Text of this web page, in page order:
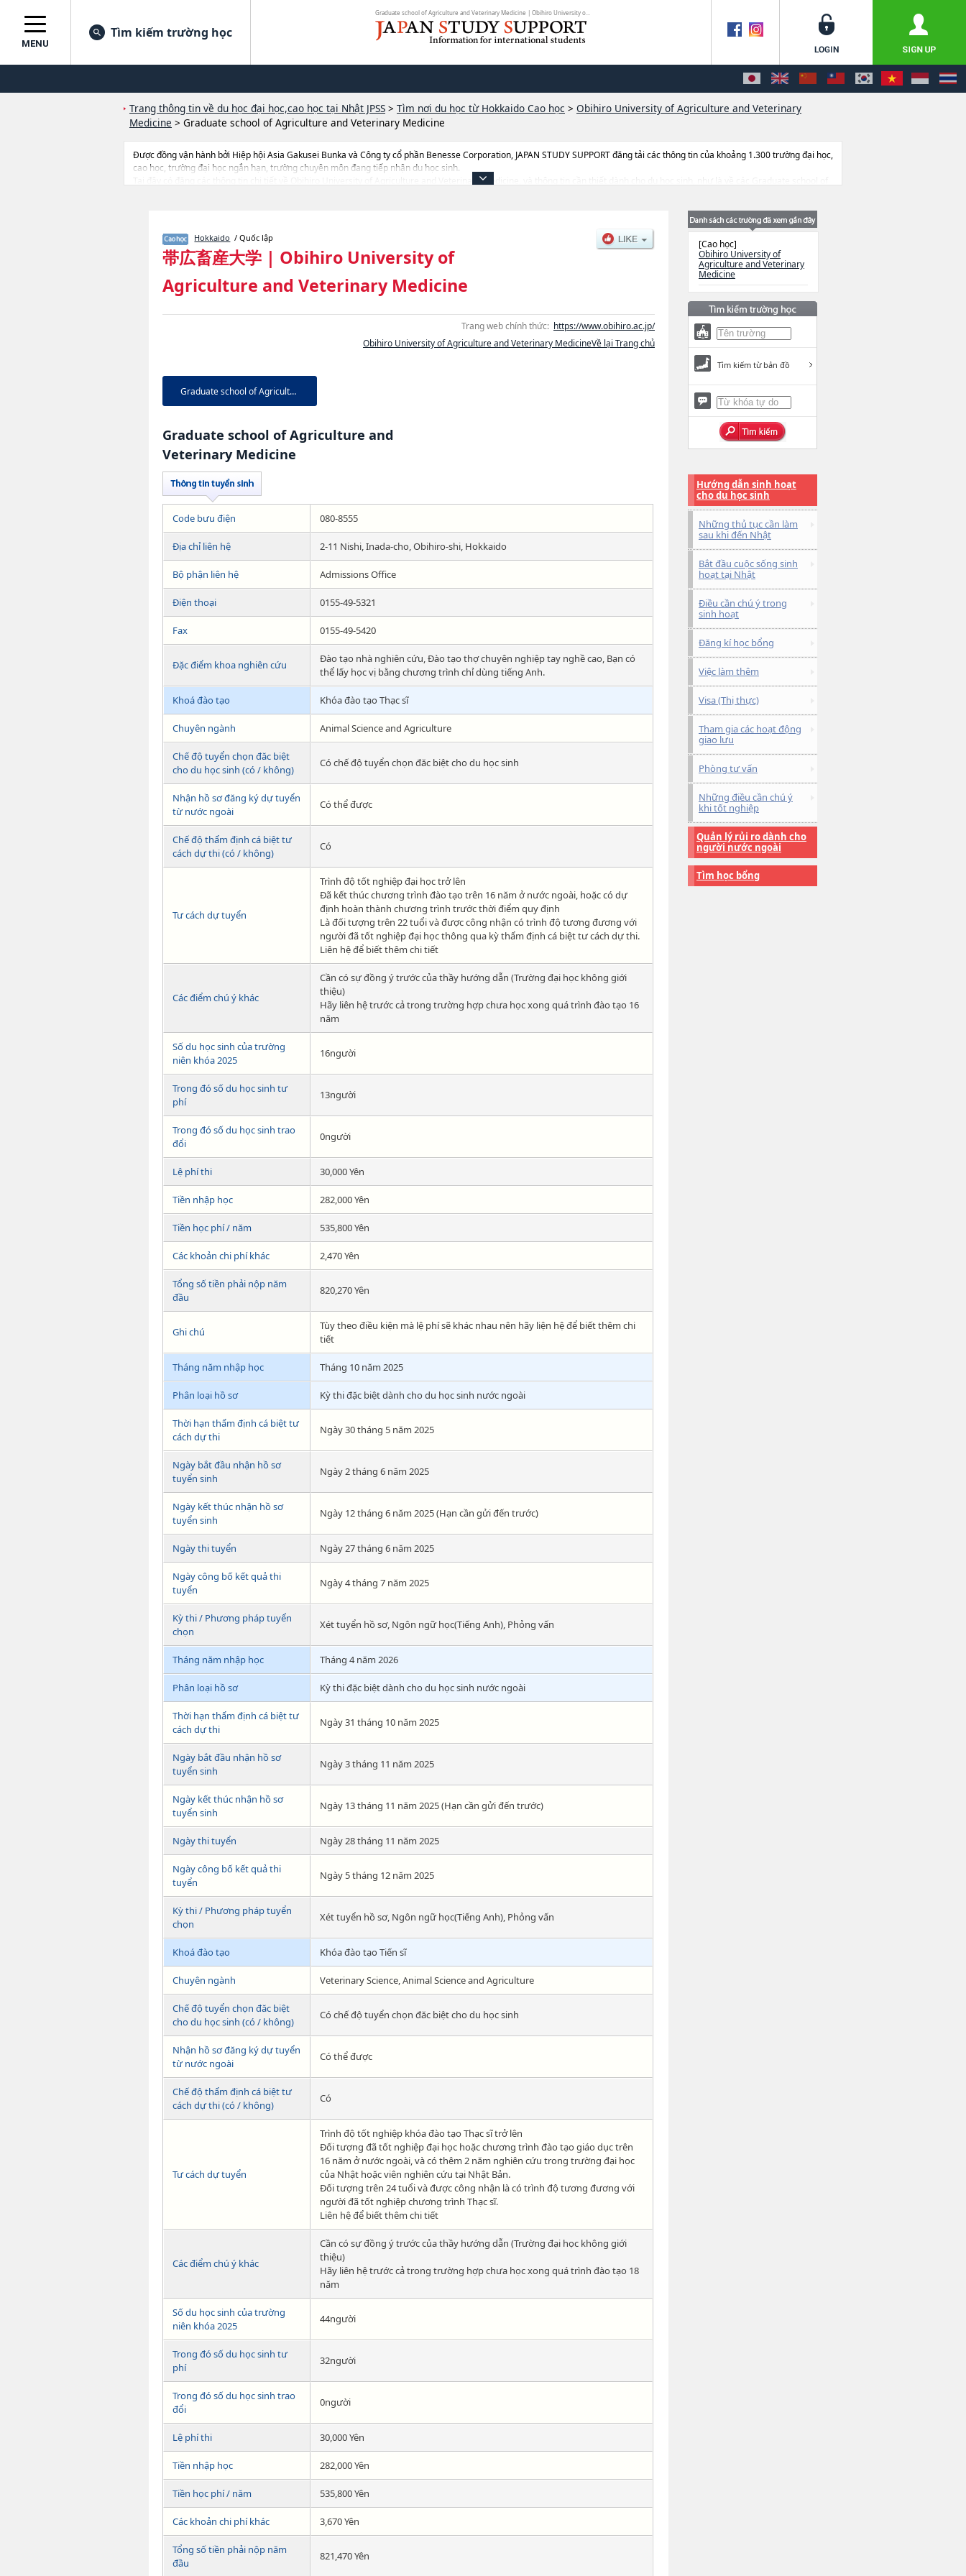
Graduate school of Agriculture and Veterinary Medicine | Obihiro University o...
MENU
Tìm kiếm trường học
Trang thông tin về du học đại học,cao học tại Nhật JPSS > Tìm nơi du học từ Hokkaido Cao học > Obihiro University of Agriculture and Veterinary
Medicine > Graduate school of Agriculture and Veterinary Medicine
Được đồng vận hành bởi Hiệp hội Asia Gakusei Bunka và Công ty cổ phần Benesse Corporation, JAPAN STUDY SUPPORT đăng tải các thông tin của khoảng 1.300 trường đại học,
cao học, trường đại học ngắn hạn, trường chuyên môn đang tiếp nhận du học sinh.
Tại đây có đăng các thông tin chi tiết về Obihiro University of Agriculture and Veterinary Medicine, và thông tin cần thiết dành cho du học sinh, như là về các Graduate school of
Hokkaido / Quốc lập
帯広畜産大学 | Obihiro University of
Agriculture and Veterinary Medicine
Trang web chính thức: https://www.obihiro.ac.jp/
Obihiro University of Agriculture and Veterinary MedicineVề lại Trang chủ
Graduate school of Agricultur...
Graduate school of Agriculture and
Veterinary Medicine
Code bưu điện 080-8555
Địa chỉ liên hệ 2-11 Nishi, Inada-cho, Obihiro-shi, Hokkaido
Bộ phận liên hệ Admissions Office
Điện thoại 0155-49-5321
Fax 0155-49-5420
Đặc điểm khoa nghiên cứu
Đào tạo nhà nghiên cứu, Đào tạo thợ chuyên nghiệp tay nghề cao, Bạn có
thể lấy học vị bằng chương trình chỉ dùng tiếng Anh.
Khoá đào tạo Khóa đào tạo Thạc sĩ
Chuyên ngành Animal Science and Agriculture
Chế độ tuyển chọn đăc biệt
cho du học sinh (có / không)
Có chế độ tuyển chọn đăc biệt cho du học sinh
Nhận hồ sơ đăng ký dự tuyển
từ nước ngoài
Có thể được
Chế độ thẩm định cá biệt tư
cách dự thi (có / không)
Có
Tư cách dự tuyển
Trình độ tốt nghiệp đại học trở lên
Đã kết thúc chương trình đào tạo trên 16 năm ở nước ngoài, hoặc có dự
định hoàn thành chương trình trước thời điểm quy định
Là đối tượng trên 22 tuổi và được công nhận có trình độ tương đương với
người đã tốt nghiệp đại học thông qua kỳ thẩm định cá biệt tư cách dự thi.
Liên hệ để biết thêm chi tiết
Các điểm chú ý khác
Cần có sự đồng ý trước của thầy hướng dẫn (Trường đại học không giới
thiệu)
Hãy liên hệ trước cả trong trường hợp chưa học xong quá trình đào tạo 16
năm
Số du học sinh của trường
niên khóa 2025
16người
Trong đó số du học sinh tư
phí
13người
Trong đó số du học sinh trao
đổi
0người
Lệ phí thi 30,000 Yên
Tiền nhập học 282,000 Yên
Tiền học phí / năm 535,800 Yên
Các khoản chi phí khác 2,470 Yên
Tổng số tiền phải nộp năm
đầu
820,270 Yên
Ghi chú
Tùy theo điều kiện mà lệ phí sẽ khác nhau nên hãy liện hệ để biết thêm chi
tiết
Tháng năm nhập học Tháng 10 năm 2025
Phân loại hồ sơ Kỳ thi đặc biệt dành cho du học sinh nước ngoài
Thời hạn thẩm định cá biệt tư
cách dự thi
Ngày 30 tháng 5 năm 2025
Ngày bắt đầu nhận hồ sơ
tuyển sinh
Ngày 2 tháng 6 năm 2025
Ngày kết thúc nhận hồ sơ
tuyển sinh
Ngày 12 tháng 6 năm 2025 (Hạn cần gửi đến trước)
Ngày thi tuyển Ngày 27 tháng 6 năm 2025
Ngày công bố kết quả thi
tuyển
Ngày 4 tháng 7 năm 2025
Kỳ thi / Phương pháp tuyển
chọn
Xét tuyển hồ sơ, Ngôn ngữ học(Tiếng Anh), Phỏng vấn
Tháng năm nhập học Tháng 4 năm 2026
Phân loại hồ sơ Kỳ thi đặc biệt dành cho du học sinh nước ngoài
Thời hạn thẩm định cá biệt tư
cách dự thi
Ngày 31 tháng 10 năm 2025
Ngày bắt đầu nhận hồ sơ
tuyển sinh
Ngày 3 tháng 11 năm 2025
Ngày kết thúc nhận hồ sơ
tuyển sinh
Ngày 13 tháng 11 năm 2025 (Hạn cần gửi đến trước)
Ngày thi tuyển Ngày 28 tháng 11 năm 2025
Ngày công bố kết quả thi
tuyển
Ngày 5 tháng 12 năm 2025
Kỳ thi / Phương pháp tuyển
chọn
Xét tuyển hồ sơ, Ngôn ngữ học(Tiếng Anh), Phỏng vấn
Khoá đào tạo Khóa đào tạo Tiến sĩ
Chuyên ngành Veterinary Science, Animal Science and Agriculture
Chế độ tuyển chọn đăc biệt
cho du học sinh (có / không)
Có chế độ tuyển chọn đăc biệt cho du học sinh
Nhận hồ sơ đăng ký dự tuyển
từ nước ngoài
Có thể được
Chế độ thẩm định cá biệt tư
cách dự thi (có / không)
Có
Tư cách dự tuyển
Trình độ tốt nghiệp khóa đào tạo Thạc sĩ trở lên
Đối tượng đã tốt nghiệp đại học hoặc chương trình đào tạo giáo dục trên
16 năm ở nước ngoài, và có thêm 2 năm nghiên cứu trong trường đại học
của Nhật hoặc viên nghiên cứu tại Nhật Bản.
Đối tượng trên 24 tuổi và được công nhận là có trình độ tương đương với
người đã tốt nghiệp chương trình Thạc sĩ.
Liên hệ để biết thêm chi tiết
Các điểm chú ý khác
Cần có sự đồng ý trước của thầy hướng dẫn (Trường đại học không giới
thiệu)
Hãy liên hệ trước cả trong trường hợp chưa học xong quá trình đào tạo 18
năm
Số du học sinh của trường
niên khóa 2025
44người
Trong đó số du học sinh tư
phí
32người
Trong đó số du học sinh trao
đổi
0người
Lệ phí thi 30,000 Yên
Tiền nhập học 282,000 Yên
Tiền học phí / năm 535,800 Yên
Các khoản chi phí khác 3,670 Yên
Tổng số tiền phải nộp năm
đầu
821,470 Yên
[Cao học]
Obihiro University of
Agriculture and Veterinary
Medicine
Tìm kiếm từ bản đồ
Hướng dẫn sinh hoạt
cho du học sinh
Những thủ tục cần làm
sau khi đến Nhật
Bắt đầu cuộc sống sinh
hoạt tại Nhật
Điều cần chú ý trong
sinh hoạt
Đăng kí học bổng
Việc làm thêm
Visa (Thị thực)
Tham gia các hoạt động
giao lưu
Phòng tư vấn
Những điều cần chú ý
khi tốt nghiệp
Quản lý rủi ro dành cho
người nước ngoài
Tìm học bổng